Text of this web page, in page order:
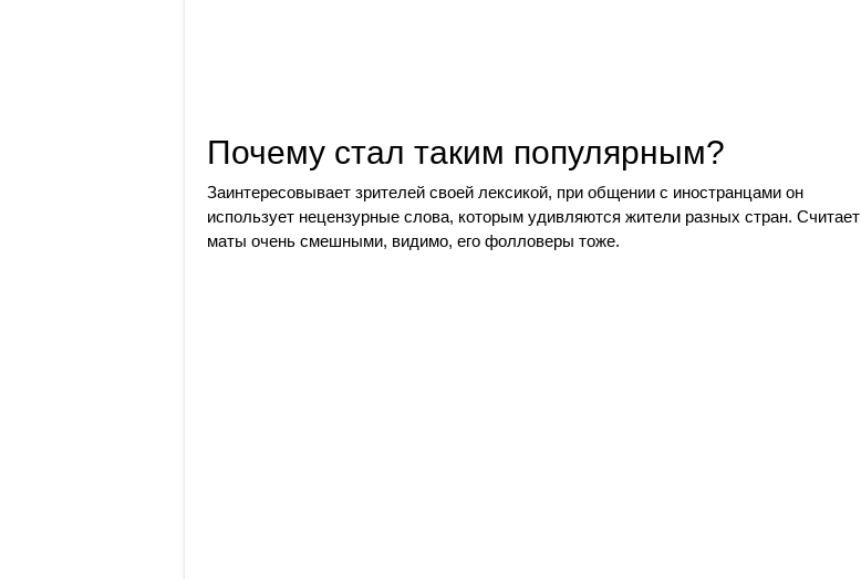
Почему стал таким популярным?
Заинтересовывает зрителей своей лексикой, при общении с иностранцами он
использует нецензурные слова, которым удивляются жители разных стран. Считает
маты очень смешными, видимо, его фолловеры тоже.